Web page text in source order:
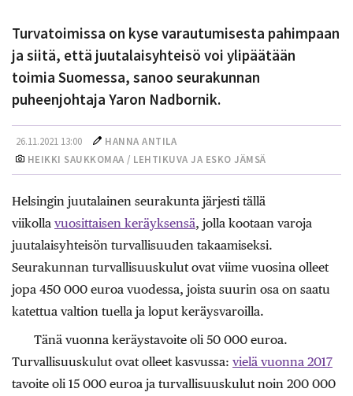
Turvatoimissa on kyse varautumisesta pahimpaan
ja siitä, että juutalaisyhteisö voi ylipäätään
toimia Suomessa, sanoo seurakunnan
puheenjohtaja Yaron Nadbornik.
26.11.2021 13:00
HANNA ANTILA
HEIKKI SAUKKOMAA / LEHTIKUVA JA ESKO JÄMSÄ
Helsingin juutalainen seurakunta järjesti tällä
viikolla vuosittaisen keräyksensä, jolla kootaan varoja
juutalaisyhteisön turvallisuuden takaamiseksi.
Seurakunnan turvallisuuskulut ovat viime vuosina olleet
jopa 450 000 euroa vuodessa, joista suurin osa on saatu
katettua valtion tuella ja loput keräysvaroilla.
Tänä vuonna keräystavoite oli 50 000 euroa.
Turvallisuuskulut ovat olleet kasvussa: vielä vuonna 2017
tavoite oli 15 000 euroa ja turvallisuuskulut noin 200 000